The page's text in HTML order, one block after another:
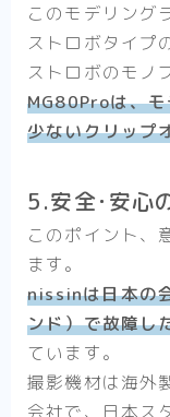
このモデリング
ストロボタイプ
ストロボのモノ
MG80Proは、
少ないクリップ
5.安全･安心
このポイント、
ます。
nissinは日本の
ンド）で故障し
ています。
撮影機材は海外
会社で、日本ス